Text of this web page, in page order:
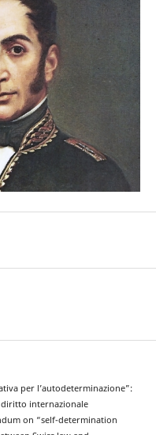
per l’autodeterminazione”:
internazionale
on “self-determination